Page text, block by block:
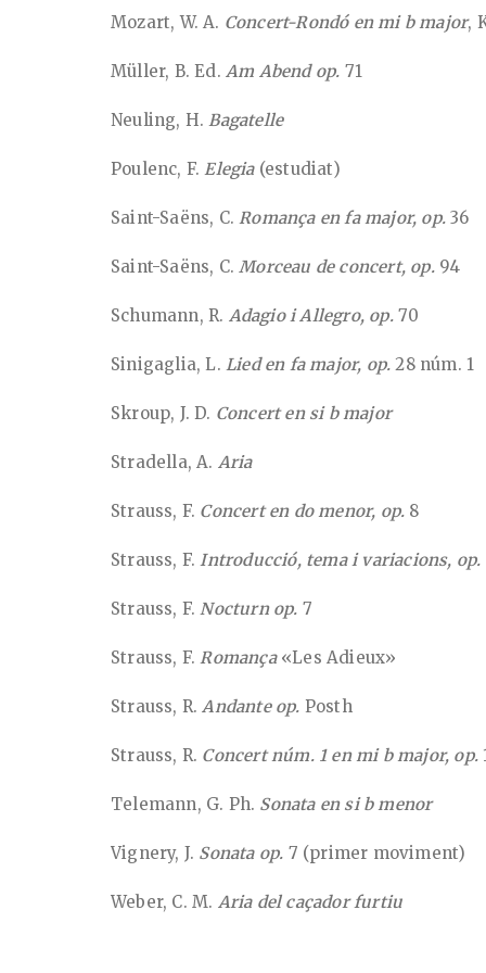
Mozart, W. A. Concert-Rondó en mi b major,
Müller, B. Ed. Am Abend op. 71
Neuling, H.Bagatelle
Poulenc, F.Elegia(estudiat)
Saint-Saëns, C.Romança en fa major, op. 36
Saint-Saëns, C.Morceau de concert, op.94
Schumann, R. Adagio i Allegro, op.70
Sinigaglia, L. Lied en fa major, op. 28 núm. 1
Skroup, J. D. Concert en si b major
Stradella, A. Aria
Strauss, F. Concert en do menor, op. 8
Strauss, F.Introducció, tema i variacions, op.
Strauss, F.Nocturn op. 7
Strauss, F.Romança«Les Adieux»
Strauss, R.Andante op. Posth
Strauss, R. Concert núm. 1 en mi b major, op.
Telemann, G. Ph. Sonata en si b menor
Vignery, J. Sonata op. 7 (primer moviment)
Weber, C. M. Aria del caçador furtiu